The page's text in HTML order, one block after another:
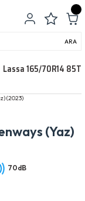
ARA
Lassa 165/70R14
(Yaz)